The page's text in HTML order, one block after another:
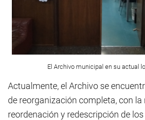
El Archivo municipal en su actual
Actualmente, el Archivo se
de reorganización completa, con
reordenación y redescripción de